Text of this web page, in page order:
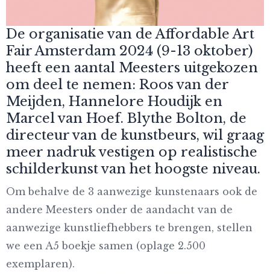
De organisatie van de Affordable Art
Fair Amsterdam 2024 (9-13 oktober)
heeft een aantal Meesters uitgekozen
om deel te nemen: Roos van der
Meijden, Hannelore Houdijk en
Marcel van Hoef. Blythe Bolton, de
directeur van de kunstbeurs, wil graag
meer nadruk vestigen op realistische
schilderkunst van het hoogste niveau.
Om behalve de 3 aanwezige kunstenaars ook de
andere Meesters onder de aandacht van de
aanwezige kunstliefhebbers te brengen, stellen
we een A5 boekje samen (oplage 2.500
exemplaren).